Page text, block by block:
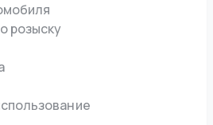
розыску